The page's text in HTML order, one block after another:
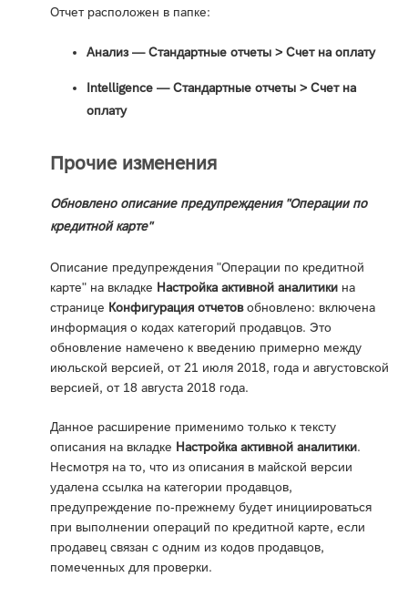
Отчет расположен в папке:
Анализ — Стандартные отчеты > Счет на оплату
Intelligence — Стандартные отчеты ‎> Счет на
оплату
Прочие изменения
Обновлено описание предупреждения "Операции по
кредитной карте"
Описание предупреждения "Операции по кредитной
карте" на вкладке Настройка активной аналитики на
странице Конфигурация отчетовобновлено: включена
информация о кодах категорий продавцов. Это
обновление намечено к введению примерно между
июльской версией, от 21 июля 2018, года и августовской
версией, от 18 августа 2018 года.
Данное расширение применимо только к тексту
описания на вкладке Настройка активной аналитики.
Несмотря на то, что из описания в майской версии
удалена ссылка на категории продавцов,
предупреждение по-прежнему будет инициироваться
при выполнении операций по кредитной карте, если
продавец связан с одним из кодов продавцов,
помеченных для проверки.